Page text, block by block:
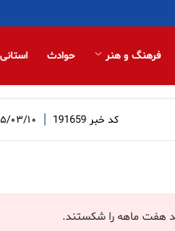
فرهنگ و هنر حوادث استانی
کد خبر 191659
| ۱۴۰۵/۰۳/۱۰